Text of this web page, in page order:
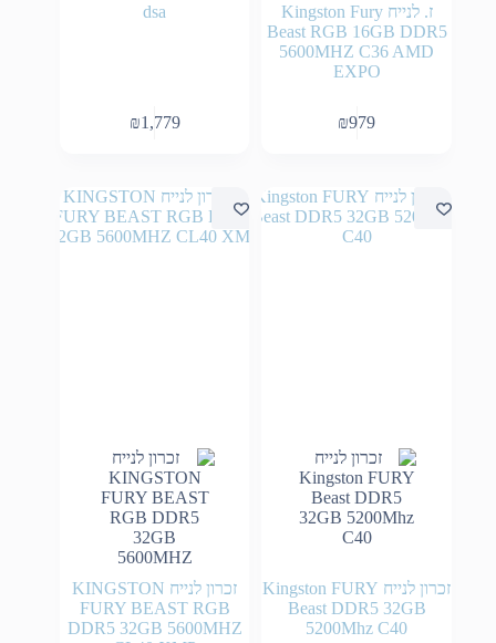
ז. לנייח Kingston Fury
Beast RGB 16GB DDR5
5600MHZ C36 AMD
EXPO
₪979
dsa
₪1,779
זכרון לנייח Kingston FURY
Beast DDR5 32GB
5200Mhz C40
זכרון לנייח KINGSTON
FURY BEAST RGB
DDR5 32GB 5600MHZ